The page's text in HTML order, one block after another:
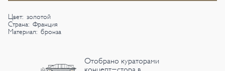
Цвет: золотой
Страна: Франция
Материал: бронза
Отобрано кураторами